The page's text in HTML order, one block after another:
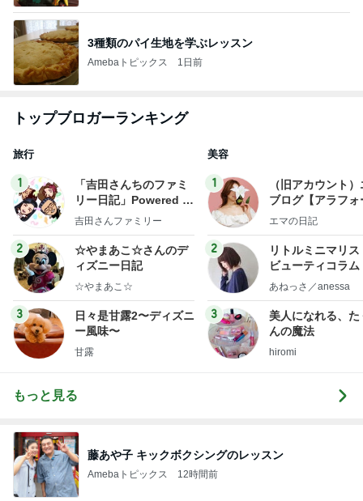
3種類のパイ生地を学ぶレッスン
Amebaトピックス 1日前
トップブロガーランキング
旅行
1
「吉田さんちのファミ
リー日記」Powered b
y Ameba 吉田さんファ
ログ
吉田さんファミリー
2
☆やまあこ☆さんのデ
ィズニー日記
☆やまあこ☆
3
日々是甘露2〜ディズニ
ー風味〜
甘露
美容
1
（旧アカウント
ブログ【アラフォ
社売却セカンドラ
エマの日記
2
リトルミニマリス
ビューティコラ
little
あねっさ／anessa
3
美人になれる、た
んの魔法
hiromi
もっと見る
藤あや子 キックボクシングのレッスン
Amebaトピックス 12時間前